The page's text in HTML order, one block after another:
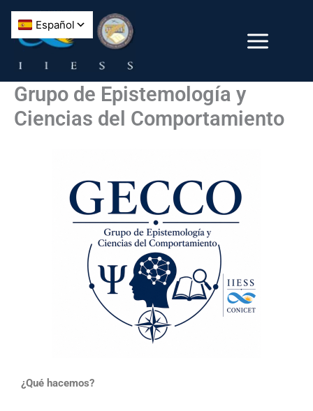
contenido
Grupo de Epistemología y
Ciencias del Comportamiento
¿Qué hacemos?